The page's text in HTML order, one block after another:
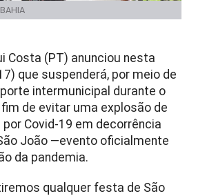
Costa (PT) anunciou nesta
que suspenderá, por meio de
intermunicipal durante o
de evitar uma explosão de
Covid-19 em decorrência
João —evento oficialmente
da pandemia.
qualquer festa de São